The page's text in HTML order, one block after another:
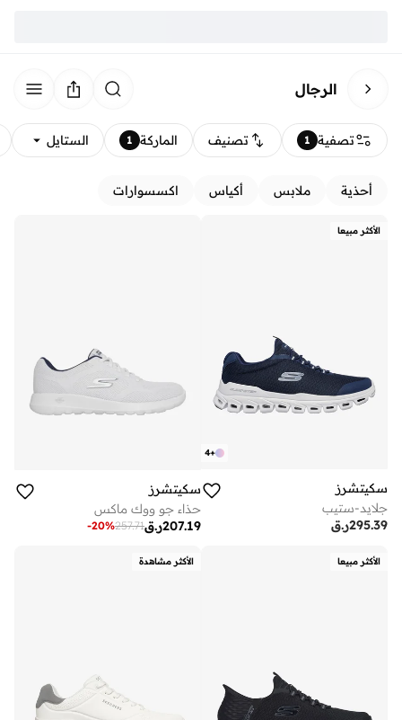
الرجال
تصفية 1 تصنيف الماركة 1 الستايل
أحذية ملابس أكياس اكسسوارات
الأكثر مبيعا
+
4
سكيتشرز
جلايد-ستيب
ر.ق295.39
سكيتشرز
حذاء جو ووك ماكس
ر.ق207.19
257.71
-20%
الأكثر مبيعا الأكثر مشاهدة